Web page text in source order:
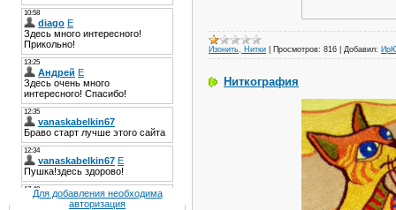
Для добавления необходима
авторизация
Изонить, Нитки Просмотров: 816 Добавил:
Ниткография